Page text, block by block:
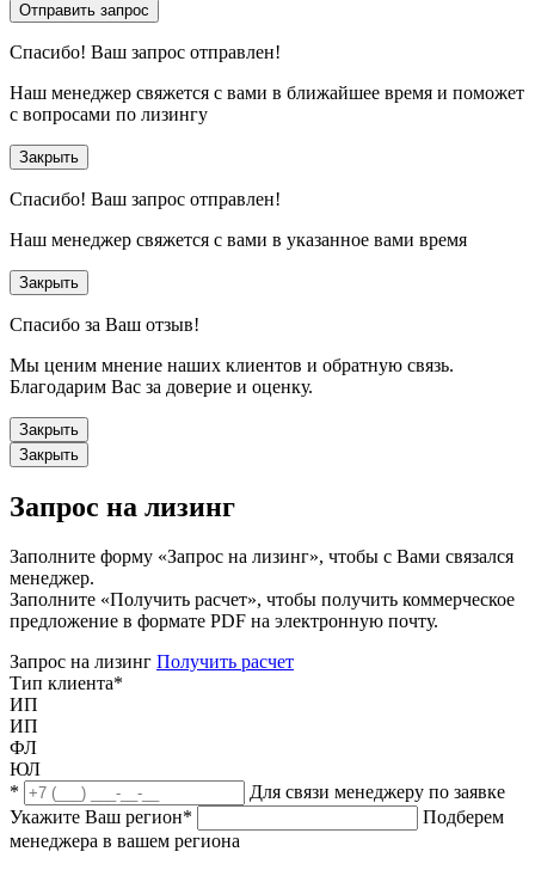
Отправить запрос
Спасибо! Ваш запрос отправлен!
Наш менеджер свяжется с вами в ближайшее время и поможет
с вопросами по лизингу
Закрыть
Спасибо! Ваш запрос отправлен!
Наш менеджер свяжется с вами в указанное вами время
Закрыть
Спасибо за Ваш отзыв!
Мы ценим мнение наших клиентов и обратную связь.
Благодарим Вас за доверие и оценку.
Закрыть
Закрыть
Запрос на лизинг
Заполните форму «Запрос на лизинг», чтобы с Вами связался
менеджер.
Заполните «Получить расчет», чтобы получить коммерческое
предложение в формате PDF на электронную почту.
Запрос на лизинг Получить расчет
Тип клиента*
ИП
ИП
ФЛ
ЮЛ
*
Для связи менеджеру по заявке
Укажите Ваш регион*
Подберем
менеджера в вашем региона